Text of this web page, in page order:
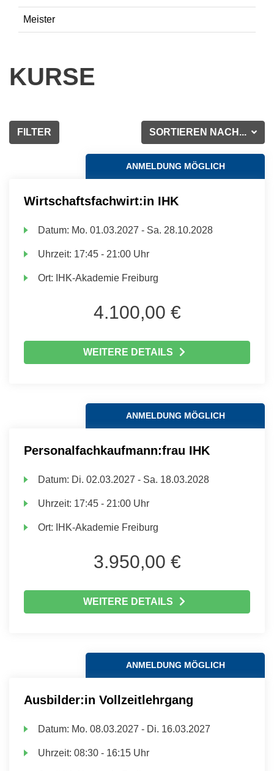
Meister
KURSE
SORTIEREN NACH...
FILTER
ANMELDUNG MÖGLICH
Wirtschaftsfachwirt:in IHK
Datum: Mo. 01.03.2027 - Sa. 28.10.2028
Uhrzeit: 17:45 - 21:00 Uhr
Ort: IHK-Akademie Freiburg
4.100,00 €
WEITERE DETAILS
ANMELDUNG MÖGLICH
Personalfachkaufmann:frau IHK
Datum: Di. 02.03.2027 - Sa. 18.03.2028
Uhrzeit: 17:45 - 21:00 Uhr
Ort: IHK-Akademie Freiburg
3.950,00 €
WEITERE DETAILS
ANMELDUNG MÖGLICH
Ausbilder:in Vollzeitlehrgang
Datum: Mo. 08.03.2027 - Di. 16.03.2027
Uhrzeit:08:30 - 16:15 Uhr